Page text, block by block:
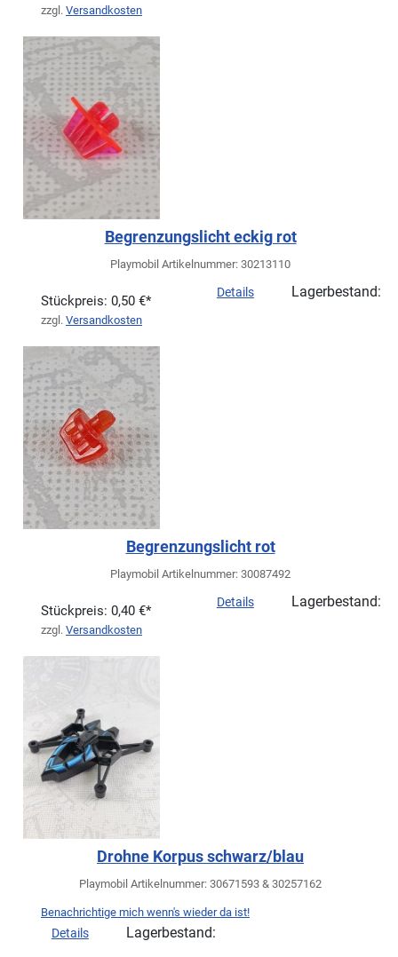
zzgl. Versandkosten
Begrenzungslicht eckig rot
Playmobil Artikelnummer: 30213110
Stückpreis: 0,50 €*
zzgl. Versandkosten
Details Lagerbestand:
Begrenzungslicht rot
Playmobil Artikelnummer: 30087492
Stückpreis: 0,40 €*
zzgl. Versandkosten
Details Lagerbestand:
Drohne Korpus schwarz/blau
Playmobil Artikelnummer: 30671593 & 30257162
Benachrichtige mich wenn's wieder da ist!
Details Lagerbestand: